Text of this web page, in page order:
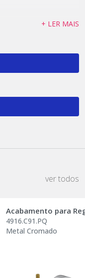
+ LER MAIS
ver todos
4916.C91.PQ
Metal Cromado